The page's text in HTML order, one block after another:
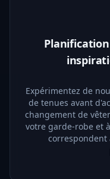
Expérimentez de
de tenues avant
changement de
votre garde-robe et
correspondent